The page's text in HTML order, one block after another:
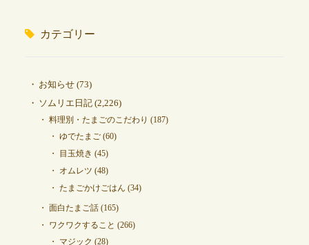
カテゴリー
お知らせ(73)
ソムリエ日記(2,226)
料理別・たまごのこだわり (187)
ゆでたまご(60)
目玉焼き (45)
オムレツ (48)
たまごかけごはん (34)
面白たまご話(165)
ワクワクすること (266)
マジック (28)